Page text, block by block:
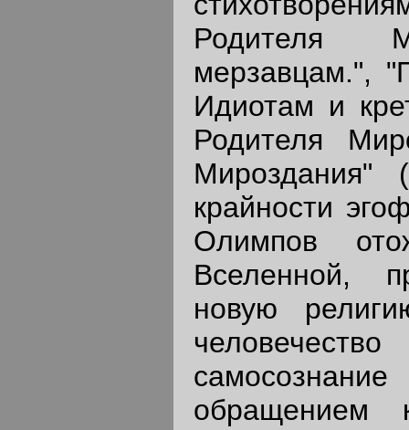
Родителя
мерзавцам.",
Идиотам и
Родителя
крайности
Олимпов
Вселенной,
новую
обращением